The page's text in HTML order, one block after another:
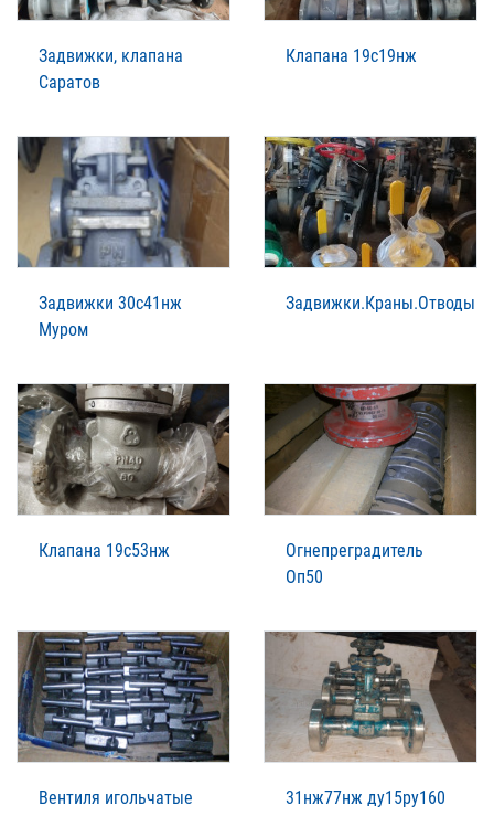
Задвижки, клапана
Саратов
Клапана 19с19нж
Задвижки 30с41нж
Муром
Задвижки.Краны.Отводы
Клапана 19с53нж
Огнепреградитель
Оп50
Вентиля игольчатые 31нж77нж ду15ру160